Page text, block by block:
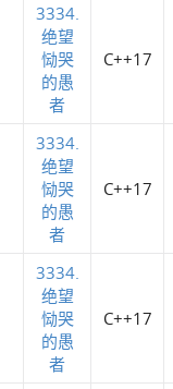
3334.
绝望
恸哭
的愚
者
C++17
3334.
绝望
恸哭
的愚
者
C++17
3334.
绝望
恸哭
的愚
者
C++17